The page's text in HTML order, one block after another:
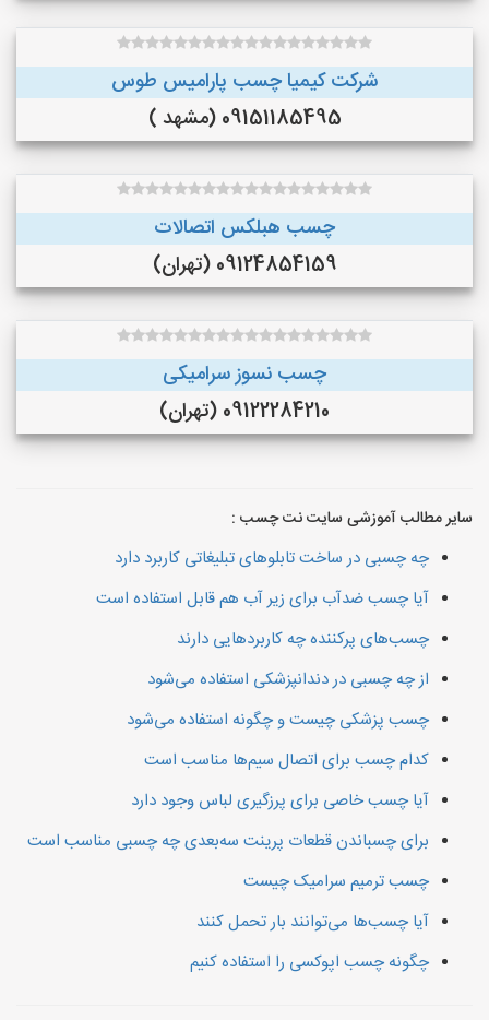
شرکت کیمیا چسب پارامیس طوس
09151185495 (مشهد )
چسب هبلکس اتصالات
09124854159 (تهران)
چسب نسوز سرامیکی
09122284210 (تهران)
سایر مطالب آموزشی سایت نت چسب :
چه چسبی در ساخت تابلوهای تبلیغاتی کاربرد دارد
آیا چسب ضدآب برای زیر آب هم قابل استفاده است
چسب‌های پرکننده چه کاربردهایی دارند
از چه چسبی در دندانپزشکی استفاده می‌شود
چسب پزشکی چیست و چگونه استفاده می‌شود
کدام چسب برای اتصال سیم‌ها مناسب است
آیا چسب خاصی برای پرزگیری لباس وجود دارد
برای چسباندن قطعات پرینت سه‌بعدی چه چسبی مناسب است
چسب ترمیم سرامیک چیست
آیا چسب‌ها می‌توانند بار تحمل کنند
چگونه چسب اپوکسی را استفاده کنیم